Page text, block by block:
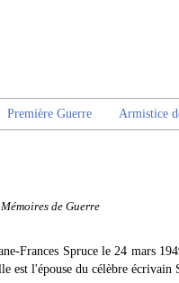
Première Guerre Armistice
de Guerre
Frances Spruce le 24 mars
est l'épouse du célèbre écrivain